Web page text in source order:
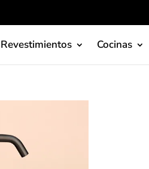
Cocinas